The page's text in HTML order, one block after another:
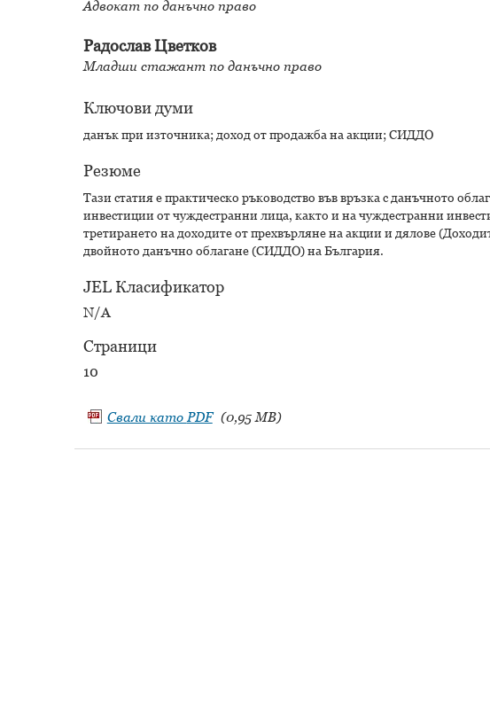
Адвокат по данъчно право
Радослав Цветков
Младши стажант по данъчно право
Ключови думи
данък при източника; доход от продажба на акции; СИДДО
Резюме
Тази статия е практическо ръководство във връзка с данъчното
инвестиции от чуждестранни лица, както и на чуждестранни
третирането на доходите от прехвърляне на акции и дялове
двойното данъчно облагане (СИДДО) на България.
JEL Класификатор
N/A
Страници
10
Свали като PDF (0,95 MB)